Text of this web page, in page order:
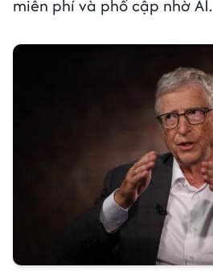
miễn phí và phổ cập nhờ AI.